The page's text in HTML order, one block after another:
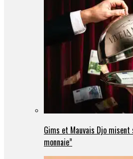
Gims et Mauvais Djo misent
monnaie”